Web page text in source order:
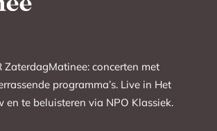
ZaterdagMatinee: concerten met
programma’s. Live in Het
en te beluisteren via NPO Klassiek.